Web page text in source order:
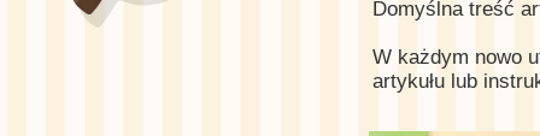
Domyślna treść
W każdym nowo
artykułu lub